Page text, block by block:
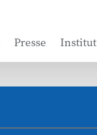
Presse Institut